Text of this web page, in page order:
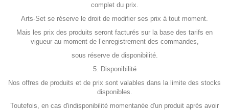
complet du prix.
Arts-Set se réserve le droit de modifier ses prix à tout moment.
Mais les prix des produits seront facturés sur la base des tarifs en
vigueur au moment de l’enregistrement des commandes,
sous réserve de disponibilité.
5. Disponibilité
Nos offres de produits et de prix sont valables dans la limite des stocks
disponibles.
Toutefois, en cas d'indisponibilité momentanée d'un produit après avoir